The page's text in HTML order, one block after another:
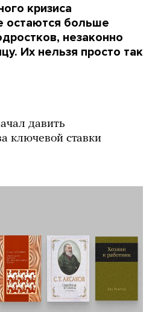
кризиса
остаются больше
незаконно
Их нельзя просто так
давить
ключевой ставки